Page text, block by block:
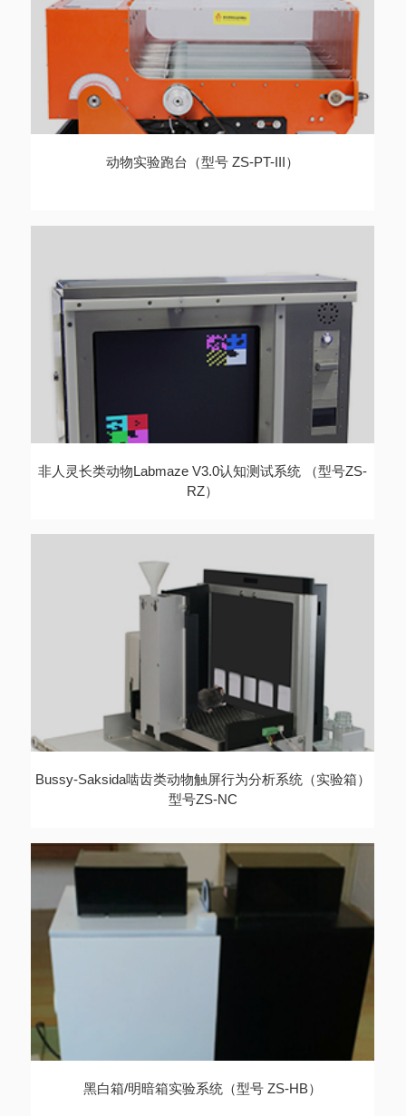
动物实验跑台（型号 ZS-PT-III）
非人灵长类动物Labmaze V3.0认知测试系统 （型号ZS-
RZ）
Bussy-Saksida啮齿类动物触屏行为分析系统（实验箱）
型号ZS-NC
黑白箱/明暗箱实验系统（型号 ZS-HB）